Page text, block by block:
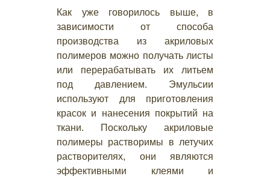
Как уже говорилось выше, в
зависимости от способа
производства из акриловых
полимеров можно получать листы
или перерабатывать их литьем
под давлением. Эмульсии
используют для приготовления
красок и нанесения покрытий на
ткани. Поскольку акриловые
полимеры растворимы в летучих
растворителях, они являются
эффективными клеями и